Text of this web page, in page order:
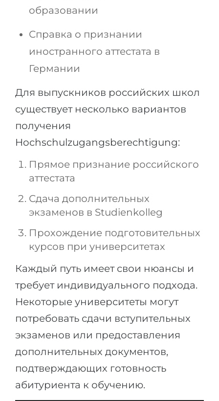
образовании
Справка о признании
иностранного аттестата в
Германии
Для выпускников российских школ
существует несколько вариантов
получения
Hochschulzugangsberechtigung:
Прямое признание российского
аттестата
Сдача дополнительных
экзаменов в Studienkolleg
Прохождение подготовительных
курсов при университетах
Каждый путь имеет свои нюансы и
требует индивидуального подхода.
Некоторые университеты могут
потребовать сдачи вступительных
экзаменов или предоставления
дополнительных документов,
подтверждающих готовность
абитуриента к обучению.